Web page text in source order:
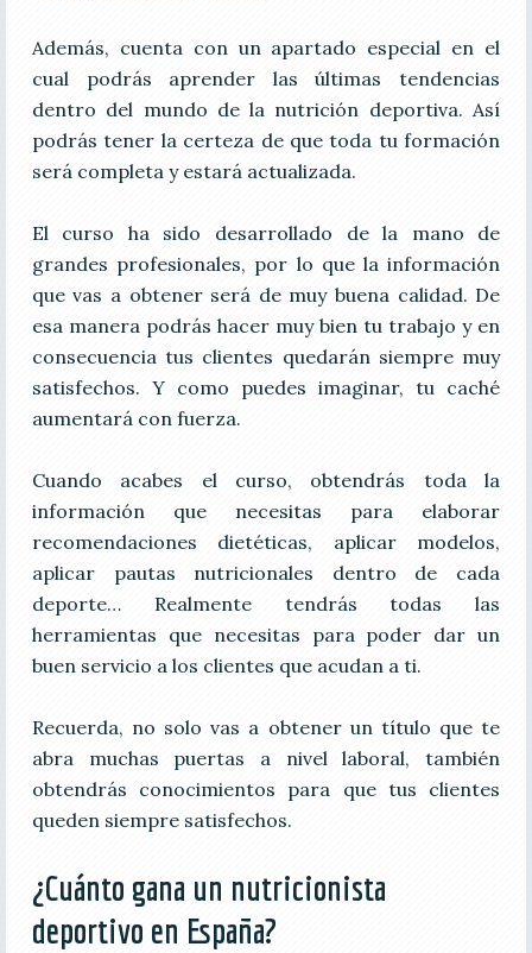
Además, cuenta con un apartado especial en el
cual podrás aprender las últimas tendencias
dentro del mundo de la nutrición deportiva. Así
podrás tener la certeza de que toda tu formación
será completa y estará actualizada.
El curso ha sido desarrollado de la mano de
grandes profesionales, por lo que la información
que vas a obtener será de muy buena calidad. De
esa manera podrás hacer muy bien tu trabajo y en
consecuencia tus clientes quedarán siempre muy
satisfechos. Y como puedes imaginar, tu caché
aumentará con fuerza.
Cuando acabes el curso, obtendrás toda la
información que necesitas para elaborar
recomendaciones dietéticas, aplicar modelos,
aplicar pautas nutricionales dentro de cada
deporte… Realmente tendrás todas las
herramientas que necesitas para poder dar un
buen servicio a los clientes que acudan a ti.
Recuerda, no solo vas a obtener un título que te
abra muchas puertas a nivel laboral, también
obtendrás conocimientos para que tus clientes
queden siempre satisfechos.
¿Cuánto gana un nutricionista
deportivo en España?